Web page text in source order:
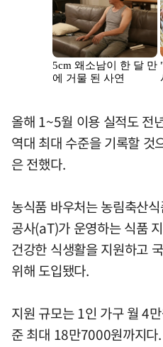
올해 1~5월 이용 실적도 전
역대 최대 수준을 기록할 것
은 전했다.
농식품 바우처는 농림축산
공사(aT)가 운영하는 식품
건강한 식생활을 지원하고
위해 도입됐다.
지원 규모는 1인 가구 월 4
준 최대 18만7000원까지다